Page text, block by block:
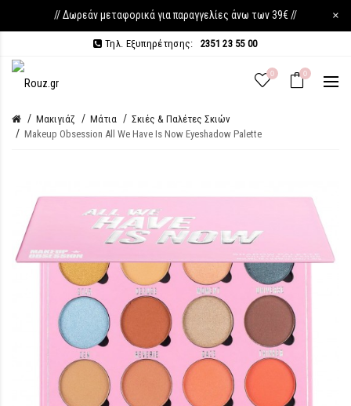
// Δωρεάν μεταφορικά για παραγγελίες άνω των 39€ // ×
Τηλ. Εξυπηρέτησης: 2351 23 55 00
0 0
Μακιγιάζ Μάτια
Σκιές & Παλέτες Σκιών
Makeup Obsession All We Have Is Now Eyeshadow Palette